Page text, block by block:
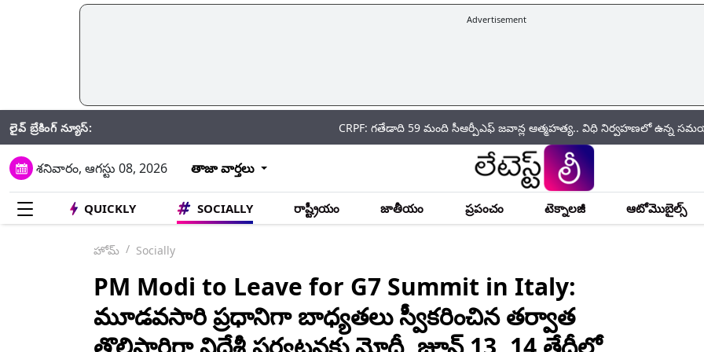
Advertisement
లైవ్ బ్రేకింగ్ న్యూస్: CRPF: గతేడాది 59 మంది సీఆర్పీఎఫ్ జ‌వాన్ల ఆత్మ‌హ‌త్య.. విధి నిర్వహణలో ఉన్న సమయంలోనే
శనివారం, ఆగస్టు 08, 2026 తాజా వార్తలు
QUICKLY SOCIALLY రాష్ట్రీయం జాతీయం ప్రపంచం టెక్నాలజీ ఆటోమొబైల్స్
హోమ్ Socially
PM Modi to Leave for G7 Summit in Italy:
మూడవసారి ప్రధానిగా బాధ్యతలు స్వీకరించిన తర్వాత